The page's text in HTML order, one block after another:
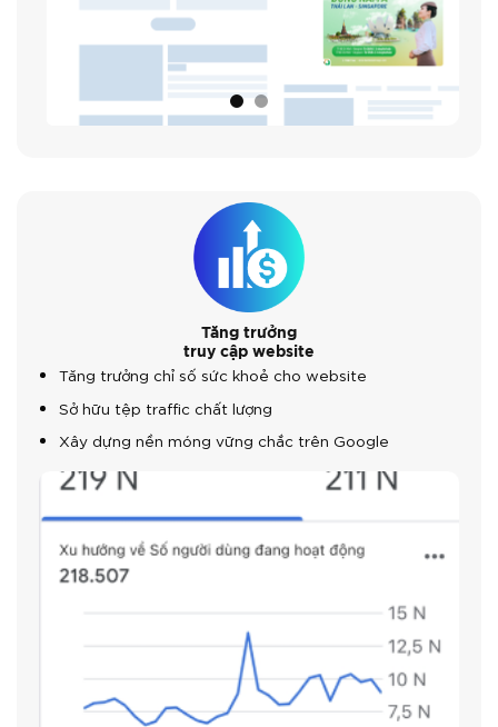
Tăng trưởng
truy cập website
Tăng trưởng chỉ số sức khoẻ cho website
Sở hữu tệp traffic chất lượng
Xây dựng nền móng vững chắc trên Google